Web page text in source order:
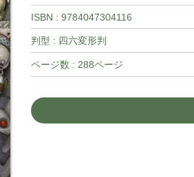
ISBN : 9784047304116
判型 : 四六変形判
ページ数 : 288ページ